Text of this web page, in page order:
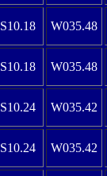
S10.18 W035.48
S10.18 W035.48
S10.24 W035.42
S10.24 W035.42